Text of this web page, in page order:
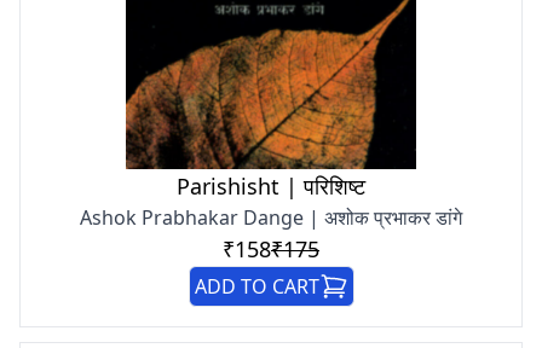
Parishisht | परिशिष्ट
Ashok Prabhakar Dange | अशोक प्रभाकर डांगे
₹158₹175
ADD TO CART